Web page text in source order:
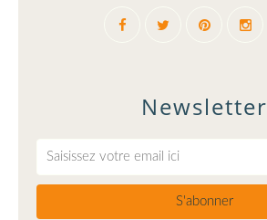
Newsletter